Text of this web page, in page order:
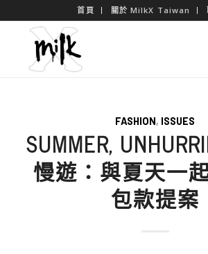
首頁 關於 MilkX Taiwan
FASHION, ISSUES
SUMMER,
慢遊：與夏天一
包款提案